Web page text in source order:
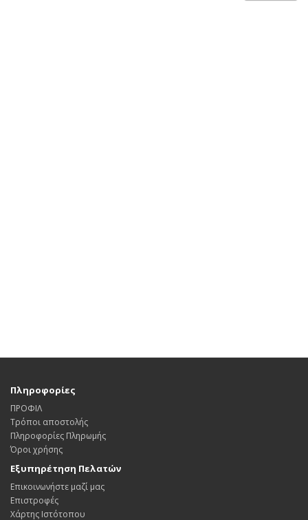
Πληροφορίες
ΠΡΟΦΙΛ
Τρόποι αποστολής
Πληροφορίες Πληρωμής
Όροι χρήσης
Εξυπηρέτηση Πελατών
Επικοινωνήστε μαζί μας
Επιστροφές
Χάρτης Ιστότοπου